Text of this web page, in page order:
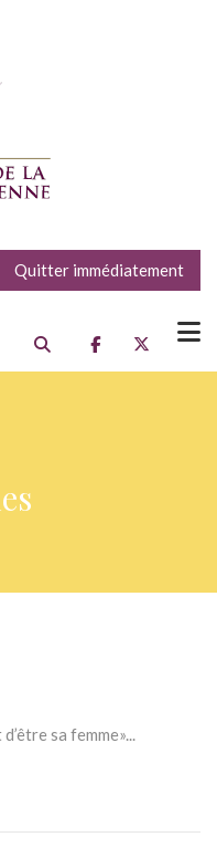
Quitter immédiatement
sa femme»...